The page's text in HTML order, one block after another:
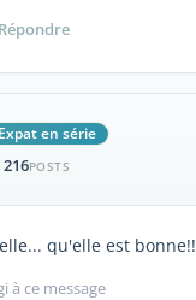
Répondre
Expat en série
216POSTS
qu'elle est bonne!!
à ce message